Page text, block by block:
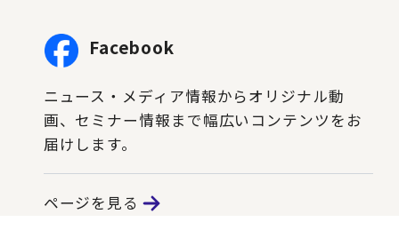
Facebook
ニュース・メディア情報からオリジナル動
画、セミナー情報まで幅広いコンテンツをお
届けします。
ページを見る